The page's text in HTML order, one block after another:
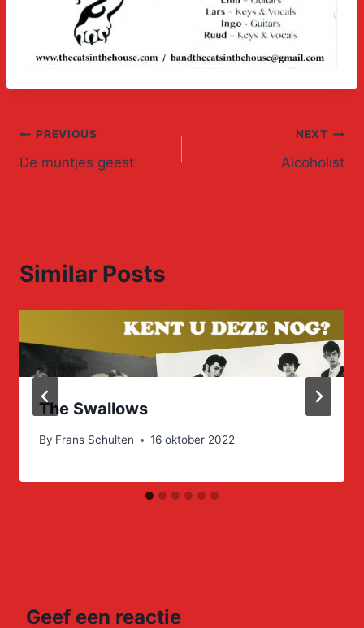
Post
navigation
PREVIOUS
De muntjes geest
NEXT
Alcoholist
Similar Posts
The Swallows
By Frans Schulten 16 oktober 2022
Geef een reactie